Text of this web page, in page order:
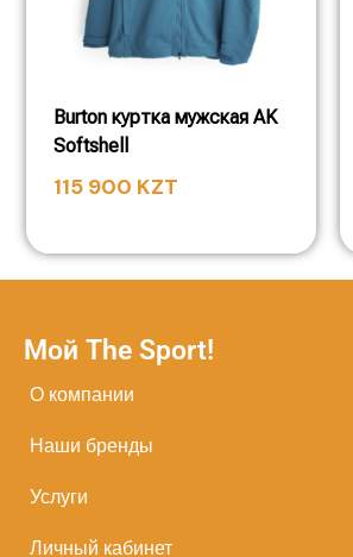
Burton куртка мужская AK
Softshell
115 900 KZT
Мой The Sport!
О компании
Наши бренды
Услуги
Личный кабинет